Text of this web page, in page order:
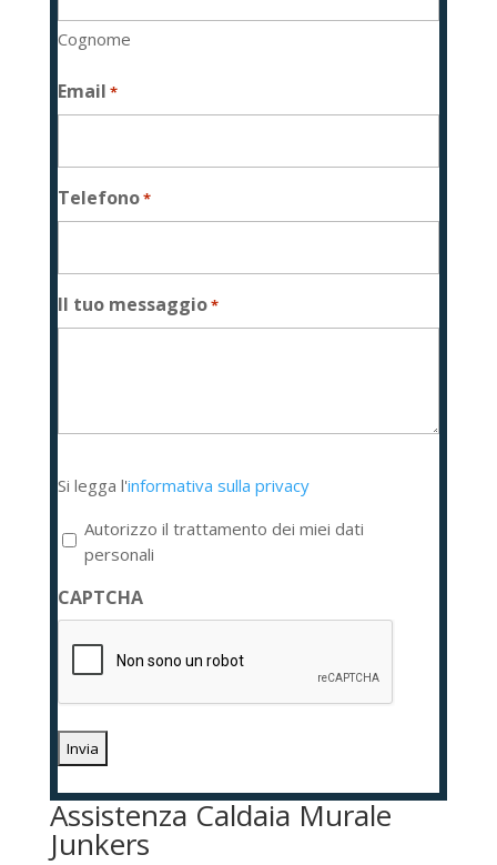
Cognome
Email *
Telefono*
Il tuo messaggio*
legga
l'informativa
sulla
privacy
*
Si legga l'informativa sulla privacy
Autorizzo il trattamento dei miei dati
personali
CAPTCHA
Assistenza Caldaia Murale
Junkers